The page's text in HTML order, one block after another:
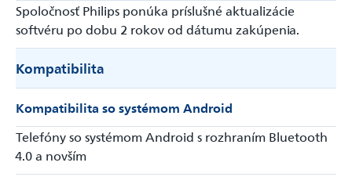
Spoločnosť Philips ponúka príslušné aktualizácie
softvéru po dobu 2 rokov od dátumu zakúpenia.
Kompatibilita
Kompatibilita so systémom Android
Telefóny so systémom Android s rozhraním Bluetooth
4.0 a novším